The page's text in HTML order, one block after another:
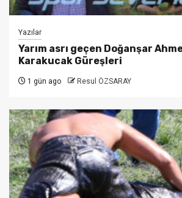
Yazılar
Yarım asrı geçen Doğanşar
Karakucak Güreşleri
1 gün ago Resul ÖZSARAY